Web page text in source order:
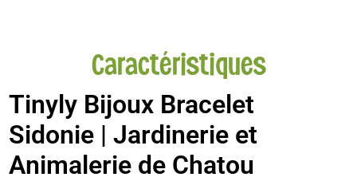
Caractéristiques
Tinyly Bijoux Bracelet
Sidonie | Jardinerie et
Animalerie de Chatou